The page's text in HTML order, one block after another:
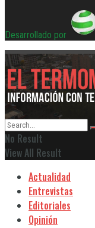
Desarrollado por
No Result
View All Result
Actualidad
Entrevistas
Editoriales
Opinión